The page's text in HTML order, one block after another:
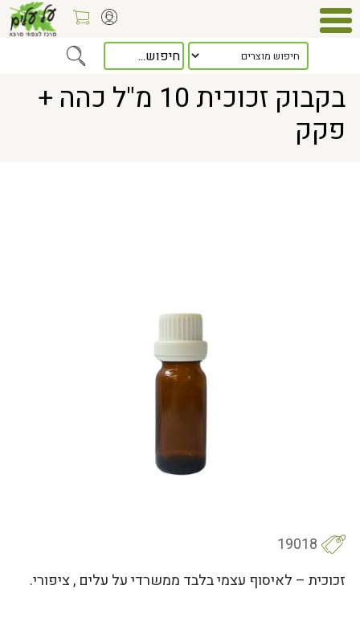
> בקבוק זכוכית 10 מ"ל כהה + פקק
בקבוק זכוכית 10 מ"ל כהה +
פקק
19018
זכוכית – לאיסוף עצמי בלבד ממשרדי על עלים , ציפורי.